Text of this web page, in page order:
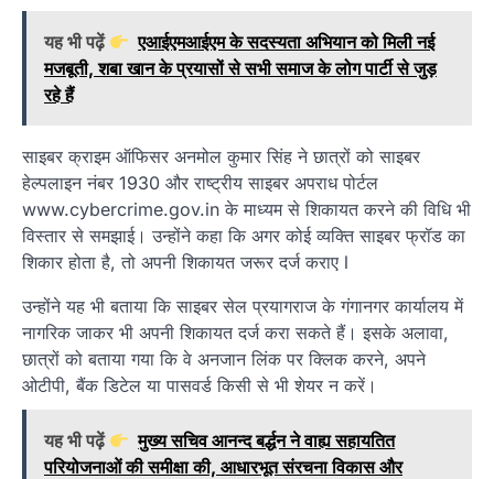
यह भी पढ़ें
एआईएमआईएम के सदस्यता अभियान को मिली नई
मजबूती, शबा खान के प्रयासों से सभी समाज के लोग पार्टी से जुड़
रहे हैं
साइबर क्राइम ऑफिसर अनमोल कुमार सिंह ने छात्रों को साइबर
हेल्पलाइन नंबर 1930 और राष्ट्रीय साइबर अपराध पोर्टल
www.cybercrime.gov.in के माध्यम से शिकायत करने की विधि भी
विस्तार से समझाई। उन्होंने कहा कि अगर कोई व्यक्ति साइबर फ्रॉड का
शिकार होता है, तो अपनी शिकायत जरूर दर्ज कराए l
उन्होंने यह भी बताया कि साइबर सेल प्रयागराज के गंगानगर कार्यालय में
नागरिक जाकर भी अपनी शिकायत दर्ज करा सकते हैं। इसके अलावा,
छात्रों को बताया गया कि वे अनजान लिंक पर क्लिक करने, अपने
ओटीपी, बैंक डिटेल या पासवर्ड किसी से भी शेयर न करें।
यह भी पढ़ें
मुख्य सचिव आनन्द बर्द्धन ने वाह्य सहायतित
परियोजनाओं की समीक्षा की, आधारभूत संरचना विकास और